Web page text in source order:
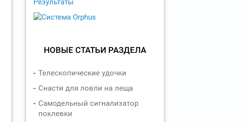
Результаты
НОВЫЕ СТАТЬИ РАЗДЕЛА
Телескопические удочки
Снасти для ловли на леща
Самодельный сигнализатор
поклевки